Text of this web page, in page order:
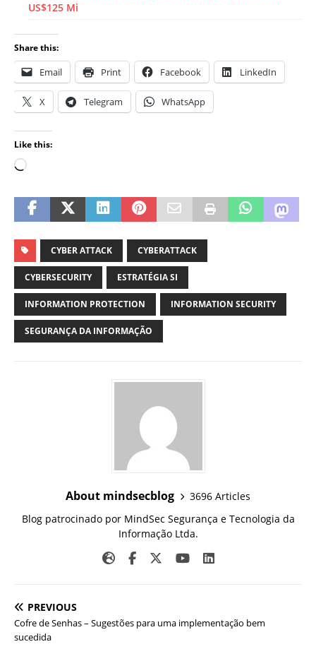
US$125 Mi
Share this:
Email Print Facebook LinkedIn
X Telegram WhatsApp
Like this:
CYBER ATTACK CYBERATTACK
CYBERSECURITY ESTRATÉGIA SI
INFORMATION PROTECTION INFORMATION SECURITY
SEGURANÇA DA INFORMAÇÃO
About mindsecblog
3696 Articles
Blog patrocinado por MindSec Segurança e Tecnologia da
Informação Ltda.
PREVIOUS
Cofre de Senhas – Sugestões para uma implementação bem
sucedida